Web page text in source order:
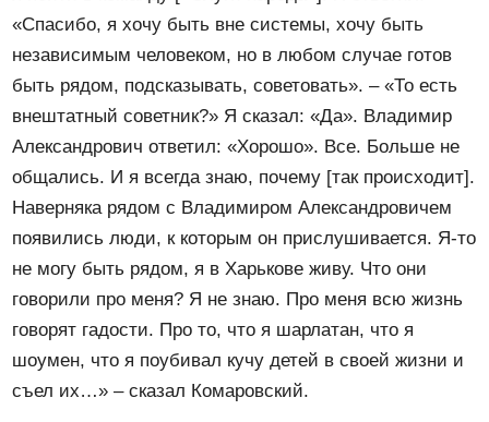
«Спасибо, я хочу быть вне системы, хочу быть
независимым человеком, но в любом случае готов
быть рядом, подсказывать, советовать». – «То есть
внештатный советник?» Я сказал: «Да». Владимир
Александрович ответил: «Хорошо». Все. Больше не
общались. И я всегда знаю, почему [так происходит].
Наверняка рядом с Владимиром Александровичем
появились люди, к которым он прислушивается. Я-то
не могу быть рядом, я в Харькове живу. Что они
говорили про меня? Я не знаю. Про меня всю жизнь
говорят гадости. Про то, что я шарлатан, что я
шоумен, что я поубивал кучу детей в своей жизни и
съел их…» – сказал Комаровский.